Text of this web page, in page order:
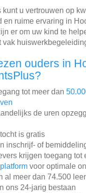
kunt u vertrouwen op
en ruime ervaring in
er om uw kind te
vak
ouders in
tot meer dan
de uren
is gratis
inschrijf- of
krijgen toegang tot
voor optimale
al meer dan 74.500
ons 24-jarig bestaan